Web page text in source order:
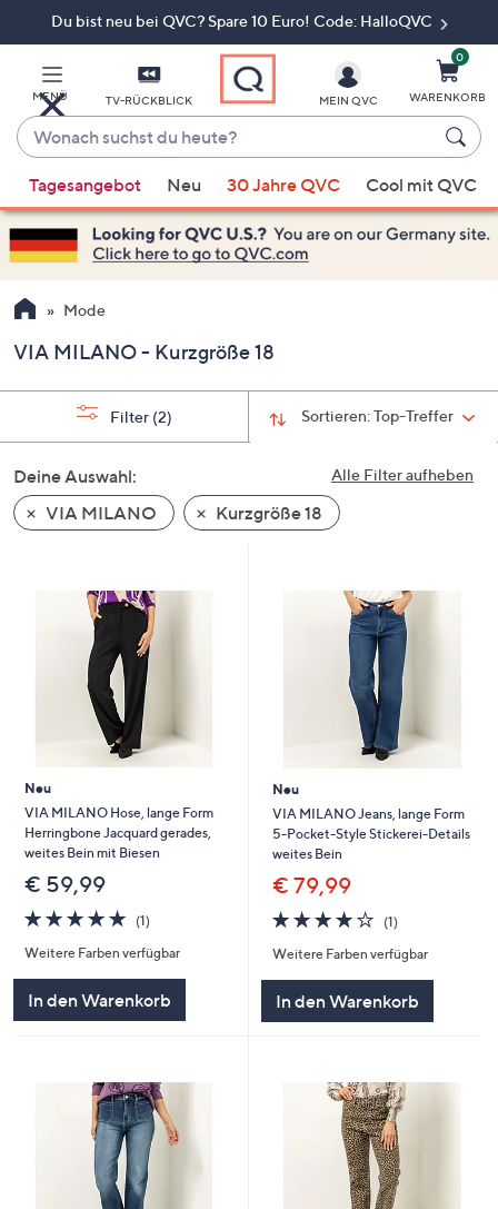
Du bist neu bei QVC? Spare 10 Euro! Code: HalloQVC
MENÜ TV-RÜCKBLICK
Wonach
suchst
du
heute?
Vorschläge
verfügbar
sind,
verwenden
Sie
Pfeiltasten
nach
und
nach
unten
oder
um
diese
anzuzeigen.
MEIN QVC
0
WARENKORB
Tagesangebot Neu 30 Jahre QVC Cool mit QVC
Mode
VIA MILANO - Kurzgröße 18
Sortieren:Top-Treffer
Filter (2)
Alle Filter aufheben
Deine Auswahl:
VIA MILANO
Kurzgröße 18
Neu
VIA MILANO Hose, lange Form
Herringbone Jacquard gerades,
weites Bein mit Biesen
€ 59,99
5.0
von
5
(1)1
Weitere Farben verfügbar
In den Warenkorb
Neu
VIA MILANO Jeans, lange Form
5-Pocket-Style Stickerei-Details
weites Bein
€ 79,99
4.0
von
5
(1)1
Weitere Farben verfügbar
In den Warenkorb